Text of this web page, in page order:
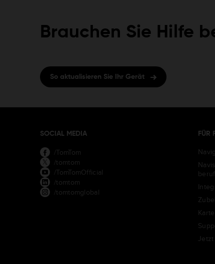
Brauchen Sie Hilfe
So aktualisieren Sie Ihr Gerät
SOCIAL MEDIA
/TomTom
/tomtom
/TomTomOfficial
/tomtom
/tomtomglobal
FÜR